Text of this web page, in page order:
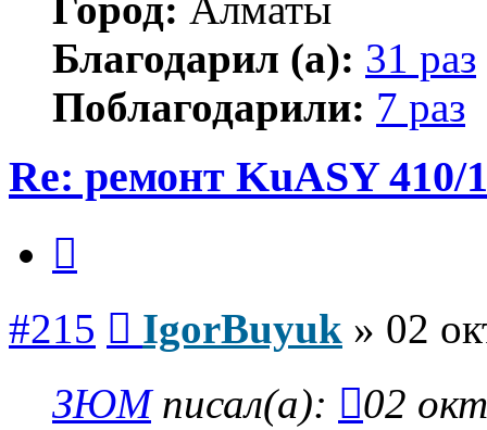
Благодарил (а): 31 раз
Поблагодарили: 7 раз
Re: ремонт KuASY 410/
#215 IgorBuyuk » 02
ЗЮМписал(а):
02